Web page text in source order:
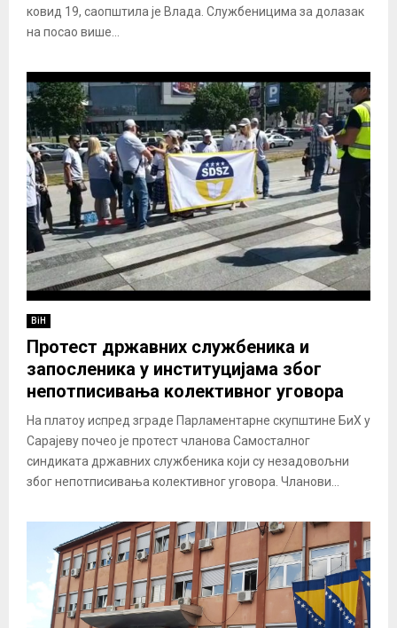
ковид 19, саопштила је Влада. Службеницима за долазак
на посао више...
BiH
Протест државних службеника и
запосленика у институцијама због
непотписивања колективног уговора
На платоу испред зграде Парламентарне скупштине БиХ у
Сарајеву почео је протест чланова Самосталног
синдиката државних службеника који су незадовољни
због непотписивања колективног уговора. Чланови...